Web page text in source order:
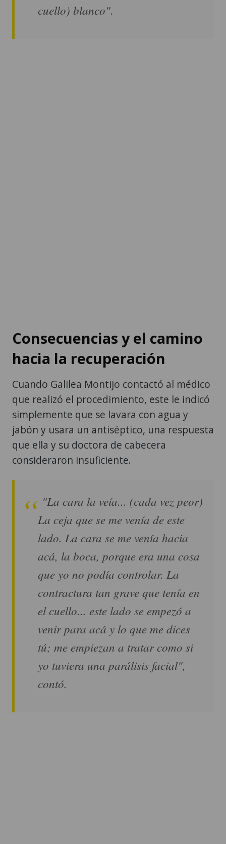
cuello) blanco".
Consecuencias y el camino
hacia la recuperación
Cuando Galilea Montijo contactó al médico
que realizó el procedimiento, este le indicó
simplemente que se lavara con agua y
jabón y usara un antiséptico, una respuesta
que ella y su doctora de cabecera
consideraron insuficiente.
"La cara la veía... (cada vez peor)
La ceja que se me venía de este
lado. La cara se me venía hacia
acá, la boca, porque era una cosa
que yo no podía controlar. La
contractura tan grave que tenía en
el cuello... este lado se empezó a
venir para acá y lo que me dices
tú; me empiezan a tratar como si
yo tuviera una parálisis facial",
contó.